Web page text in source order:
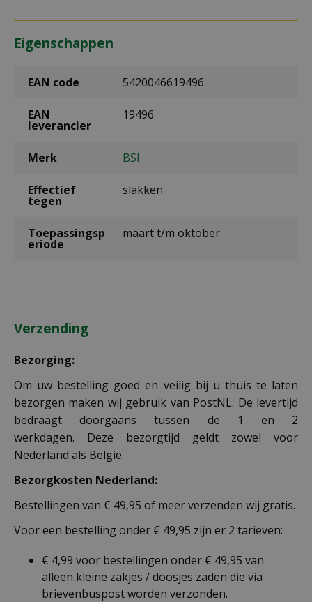
Eigenschappen
EAN code 5420046619496
EAN
leverancier
19496
Merk BSI
Effectief
tegen
slakken
Toepassingsp
eriode
maart t/m oktober
Verzending
Bezorging:
Om uw bestelling goed en veilig bij u thuis te laten
bezorgen maken wij gebruik van PostNL. De levertijd
bedraagt doorgaans tussen de 1 en 2
werkdagen. Deze bezorgtijd geldt zowel voor
Nederland als België.
Bezorgkosten Nederland:
Bestellingen van € 49,95 of meer verzenden wij gratis.
Voor een bestelling onder € 49,95 zijn er 2 tarieven:
€ 4,99 voor bestellingen onder € 49,95 van
alleen kleine zakjes / doosjes zaden die via
brievenbuspost worden verzonden.